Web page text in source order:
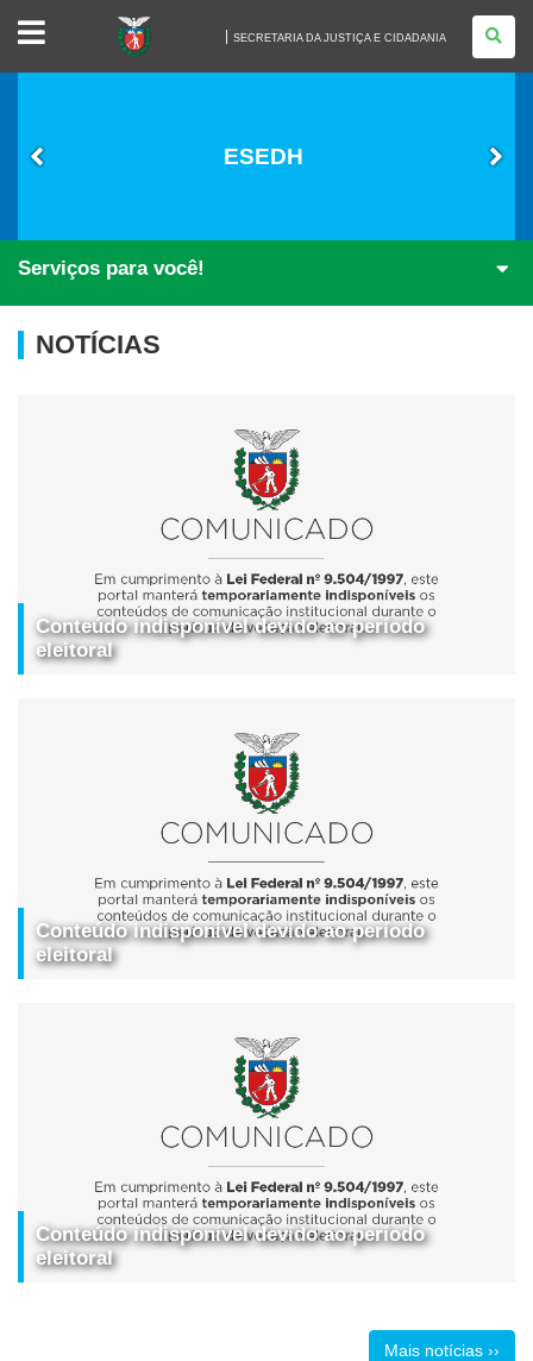
SECRETARIA
JUSTIÇA
E
SECRETARIA DA JUSTIÇA E CIDADANIA
ESEDH
Serviços para você!
NOTÍCIAS
Conteúdo indisponível devido ao período
eleitoral
Conteúdo indisponível devido ao período
eleitoral
Conteúdo indisponível devido ao período
eleitoral
Mais notícias ››